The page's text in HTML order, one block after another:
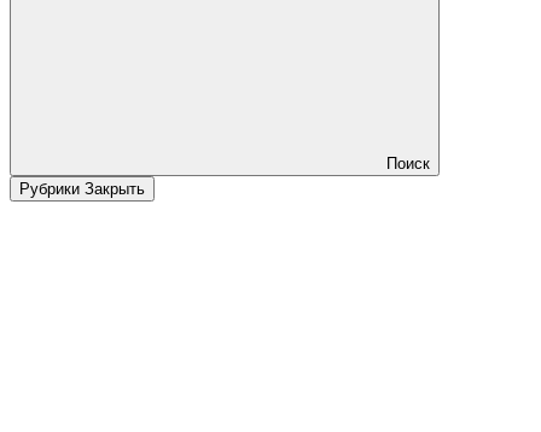
Поиск
Рубрики Закрыть